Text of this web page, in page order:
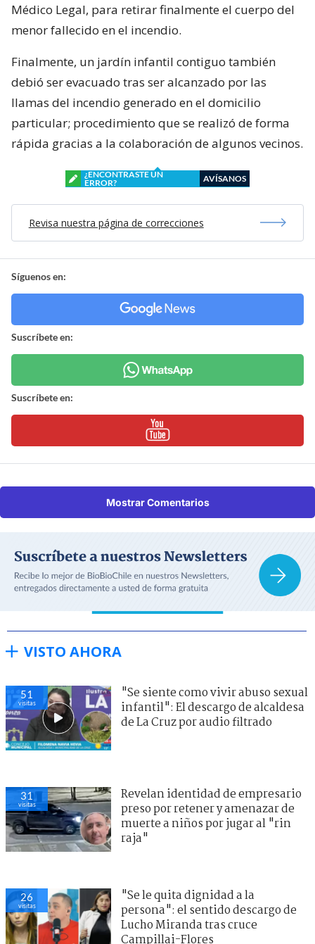
Médico Legal, para retirar finalmente el cuerpo del
menor fallecido en el incendio.
Finalmente, un jardín infantil contiguo también
debió ser evacuado tras ser alcanzado por las
llamas del incendio generado en el domicilio
particular; procedimiento que se realizó de forma
rápida gracias a la colaboración de algunos vecinos.
¿ENCONTRASTE UN
ERROR?
AVÍSANOS
Revisa nuestra página de correcciones
Síguenos en:
Suscríbete en:
Suscríbete en:
Mostrar Comentarios
VISTO AHORA
51
visitas
"Se siente como vivir abuso sexual
infantil": El descargo de alcaldesa
de La Cruz por audio filtrado
31
visitas
Revelan identidad de empresario
preso por retener y amenazar de
muerte a niños por jugar al "rin
raja"
26
visitas
"Se le quita dignidad a la
persona": el sentido descargo de
Lucho Miranda tras cruce
Campillai-Flores